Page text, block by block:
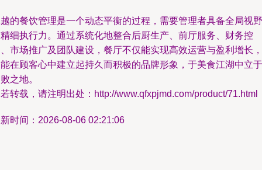
的餐饮管理是一个动态平衡的过程，需要管理者具备全局视野
细执行力。通过系统化地整合后厨生产、前厅服务、财务控
市场推广及团队建设，餐厅不仅能实现高效运营与盈利增长，
在顾客心中建立起持久而积极的品牌形象，于美食江湖中立于
之地。
转载，请注明出处：http://www.qfxpjmd.com/product/71.html
时间：2026-08-06 02:21:06